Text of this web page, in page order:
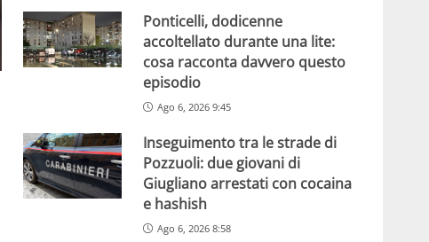
Ponticelli, dodicenne
accoltellato durante una lite:
cosa racconta davvero questo
episodio
Ago 6, 2026 9:45
Inseguimento tra le strade di
Pozzuoli: due giovani di
Giugliano arrestati con cocaina
e hashish
Ago 6, 2026 8:58